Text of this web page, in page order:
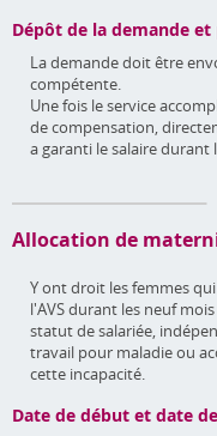
Dépôt de la demande
La demande doit être
compétente.
Une fois le service
de compensation,
a garanti le salaire durant
Allocation de
Y ont droit les femmes
l'AVS durant les neuf
statut de salariée,
travail pour maladie ou
cette incapacité.
Date de début et date